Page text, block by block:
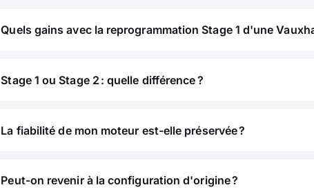
Quels gains avec la reprogrammation Stage 1 d'une
Stage 1 ou Stage 2 : quelle différence ?
La fiabilité de mon moteur est-elle préservée ?
Peut-on revenir à la configuration d'origine ?